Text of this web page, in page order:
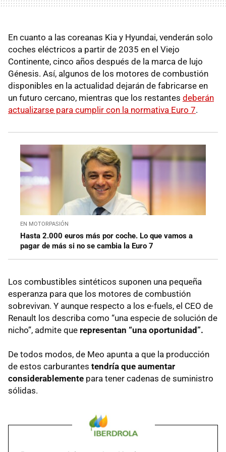
En cuanto a las coreanas Kia y Hyundai, venderán solo
coches eléctricos a partir de 2035 en el Viejo
Continente, cinco años después de la marca de lujo
Génesis. Así, algunos de los motores de combustión
disponibles en la actualidad dejarán de fabricarse en
un futuro cercano, mientras que los restantes deberán
actualizarse para cumplir con la normativa Euro 7.
EN MOTORPASIÓN
Hasta 2.000 euros más por coche. Lo que vamos a
pagar de más si no se cambia la Euro 7
Los combustibles sintéticos suponen una pequeña
esperanza para que los motores de combustión
sobrevivan. Y aunque respecto a los e-fuels, el CEO de
Renault los describa como “una especie de solución de
nicho”, admite que representan “una oportunidad”.
De todos modos, de Meo apunta a que la producción
de estos carburantes tendría que aumentar
considerablemente para tener cadenas de suministro
sólidas.